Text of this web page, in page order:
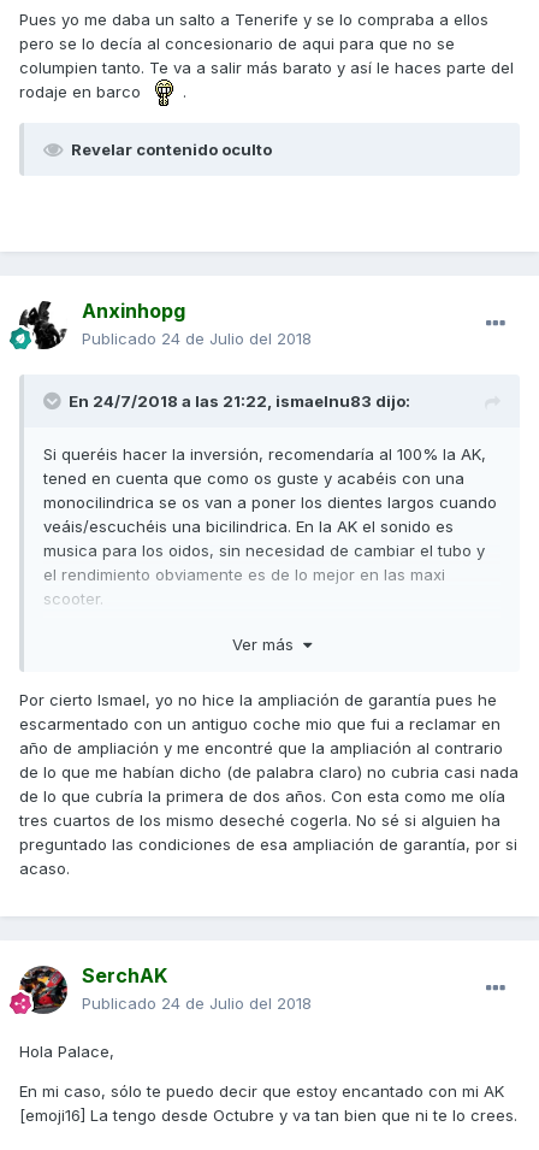
Pues yo me daba un salto a Tenerife y se lo compraba a ellos
pero se lo decía al concesionario de aqui para que no se
columpien tanto. Te va a salir más barato y así le haces parte del
rodaje en barco
.
Revelar contenido oculto
Anxinhopg
Publicado 24 de Julio del 2018
En 24/7/2018 a las 21:22, ismaelnu83 dijo:
Si queréis hacer la inversión, recomendaría al 100% la AK,
tened en cuenta que como os guste y acabéis con una
monocilindrica se os van a poner los dientes largos cuando
veáis/escuchéis una bicilindrica. En la AK el sonido es
musica para los oidos, sin necesidad de cambiar el tubo y
el rendimiento obviamente es de lo mejor en las maxi
scooter.
Problemas? los que habéis leído, no a todo el mundo y una
a 4 años, que kymco no esta escatimando lo más mínimo
con nada.
Llevo 14mil km con ella y he tenido un problema electrónico
en el arranque que ya se soluciono y a tirar millas!. De
verdad una maravilla... si la habeis probado sabreis de que
hablo, la mejor si os gusta una pequeña bestia disfrazada
de scooter utilitaria, que no os engañe pues se comporta
una moto deportiva.
saludos a todos!
Ver más
Por cierto Ismael, yo no hice la ampliación de garantía pues he
escarmentado con un antiguo coche mio que fui a reclamar en
año de ampliación y me encontré que la ampliación al contrario
de lo que me habían dicho (de palabra claro) no cubria casi nada
de lo que cubría la primera de dos años. Con esta como me olía
tres cuartos de los mismo deseché cogerla. No sé si alguien ha
preguntado las condiciones de esa ampliación de garantía, por si
acaso.
SerchAK
Publicado 24 de Julio del 2018
Hola Palace,
En mi caso, sólo te puedo decir que estoy encantado con mi AK
[emoji16] La tengo desde Octubre y va tan bien que ni te lo crees.